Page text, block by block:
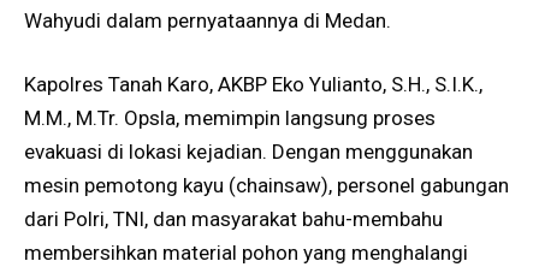
Wahyudi dalam pernyataannya di Medan.
Kapolres Tanah Karo, AKBP Eko Yulianto, S.H., S.I.K.,
M.M., M.Tr. Opsla, memimpin langsung proses
evakuasi di lokasi kejadian. Dengan menggunakan
mesin pemotong kayu (chainsaw), personel gabungan
dari Polri, TNI, dan masyarakat bahu-membahu
membersihkan material pohon yang menghalangi